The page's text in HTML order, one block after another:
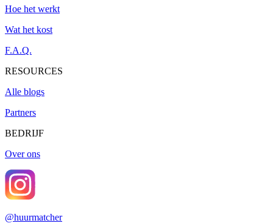
Hoe het werkt
Wat het kost
F.A.Q.
RESOURCES
Alle blogs
Partners
BEDRIJF
Over ons
@huurmatcher